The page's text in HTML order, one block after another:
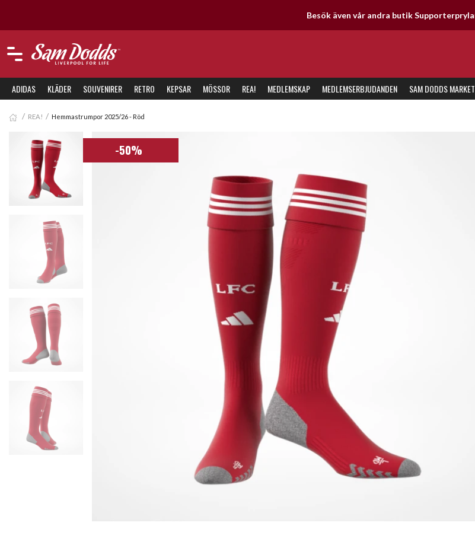
Besök även vår andra butik Supporterprylar.se!
ADIDAS KLÄDER SOUVENIRER RETRO KEPSAR MÖSSOR REA! MEDLEMSKAP MEDLEMSERBJUDANDEN SAM DODDS MARKET
REA! Hemmastrumpor 2025/26 - Röd
-50%